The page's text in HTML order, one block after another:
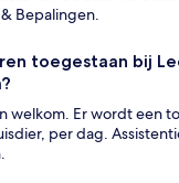
Bepalingen.
toegestaan bij
welkom. Er wordt een
per dag.